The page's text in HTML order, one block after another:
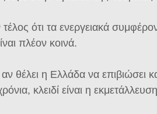
ότι τα ενεργειακά
πλέον κοινά.
θέλει η Ελλάδα να επιβιώσει
κλειδί είναι η